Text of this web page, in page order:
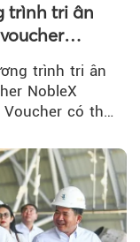
trình tri ân
thân thiết
trình tri ân
NobleX
có thể